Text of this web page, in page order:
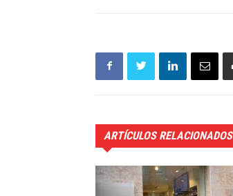
ARTÍCULOS RELACIONADOS